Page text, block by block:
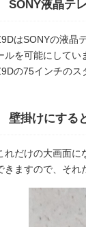
SONY液晶テ
はSONYの液晶
ルを可能にしてい
の75インチのス
壁掛けにする
れだけの大画面に
きますので、それ